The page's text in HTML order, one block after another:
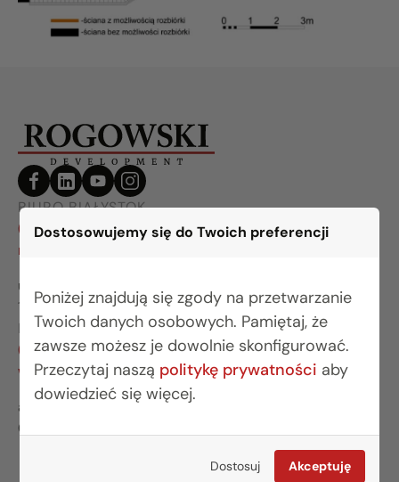
Dostosowujemy się do Twoich preferencji
Poniżej znajdują się zgody na przetwarzanie
Twoich danych osobowych. Pamiętaj, że
zawsze możesz je dowolnie skonfigurować.
Przeczytaj naszą politykę prywatności aby
dowiedzieć się więcej.
Dostosuj Akceptuję
BIURO BIAŁYSTOK
(85) 749 99 09
mieszkania@rogowskidevelopment.pl
ul. Legionowa 28 lok. 202
15-281 Białystok
BIURO WARSZAWA
(22) 642 03 55
warszawa@rogowskidevelopment.pl
al. Wilanowska 67E lok. U5
02-765 Warszawa